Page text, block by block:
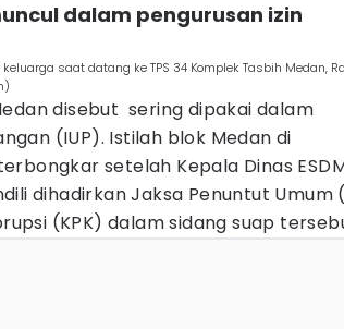
dalam pengurusan izin
saat datang ke TPS 34 Komplek Tasbih Medan,
disebut sering dipakai dalam
(IUP). Istilah blok Medan di
setelah Kepala Dinas
dihadirkan Jaksa Penuntut Umum
(KPK) dalam sidang suap